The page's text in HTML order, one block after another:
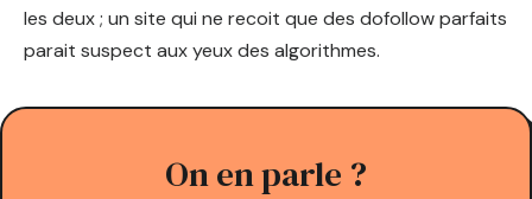
les deux ; un site qui ne recoit que des dofollow parfaits
parait suspect aux yeux des algorithmes.
On en parle ?